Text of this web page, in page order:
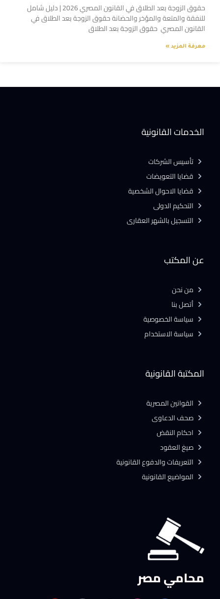
حقوق الزوجة بعد الطلاق في القانون المصري 2026 | دليل شامل
للنفقة والمتعة والمؤخر والحضانة حقوق الزوجة بعد الطلاق في
القانون المصري حقوق الزوجة بعد الطلاق
معرفة المزيد »
محامي مصر
المكتبة القانونية
القوانين المصرية
صحف الدعاوى
احكام النقض
صيغ العقود
التعريفات والدفوع القانونية
المواضيع القانونية
عن المكتب
من نحن
أتصل بنا
سياسة الخصوصية
سياسة الاستخدام
الخدمات القانونية
تأسيس الشركات
قضايا التعويضات
قضايا الاحوال الشخصية
التحكيم الدولى
التسجيل بالشهر العقارى